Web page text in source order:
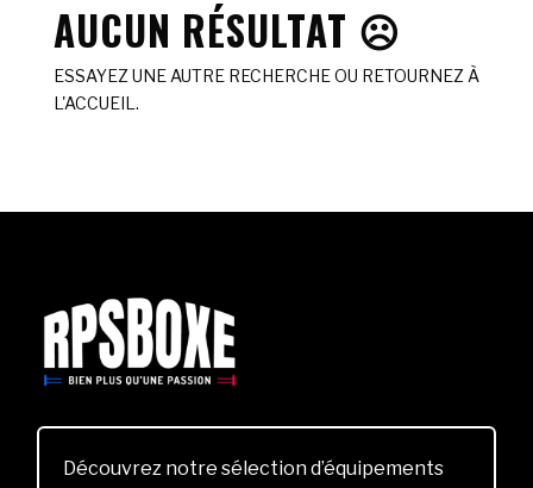
AUCUN RÉSULTAT ☹️
ESSAYEZ UNE AUTRE RECHERCHE OU RETOURNEZ À
L'ACCUEIL.
Découvrez notre sélection d’équipements